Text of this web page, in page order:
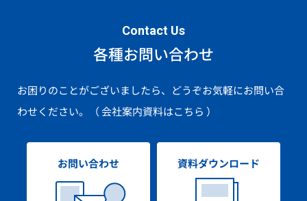
Contact Us
各種お問い合わせ
お困りのことがございましたら、どうぞお気軽にお問い合
わせください。
（ 会社案内資料はこちら ）
お問い合わせ 資料ダウンロード